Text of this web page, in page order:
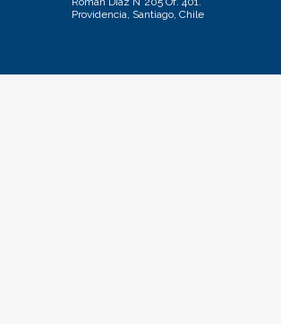
Providencia, Santiago, Chile